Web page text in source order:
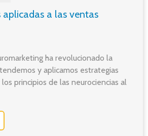
aplicadas a las ventas
ha revolucionado la
y aplicamos estrategias
principios de las neurociencias al